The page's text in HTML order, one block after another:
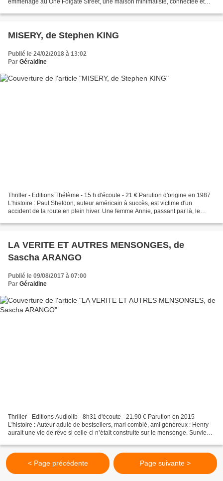
emménage au One Folgate Street, une maison minimaliste, connectée et
MISERY, de Stephen KING
Publié le 24/02/2018 à 13:02
Par Géraldine
Thriller - Editions Thélème - 15 h d'écoute - 21 € Parution d'origine en 1987
L'histoire : Paul Sheldon, auteur américain à succès, est victime d'un
accident de la route en plein hiver. Une femme Annie, passant par là, le
LA VERITE ET AUTRES MENSONGES, de
Sascha ARANGO
Publié le 09/08/2017 à 07:00
Par Géraldine
Thriller - Editions Audiolib - 8h31 d'écoute - 21.90 € Parution en 2015
L'histoire : Auteur adulé de bestsellers, mari comblé, ami généreux : Henry
aurait une vie de rêve si celle-ci n’était construite sur le mensonge. Survient
< Page précédente Page suivante >